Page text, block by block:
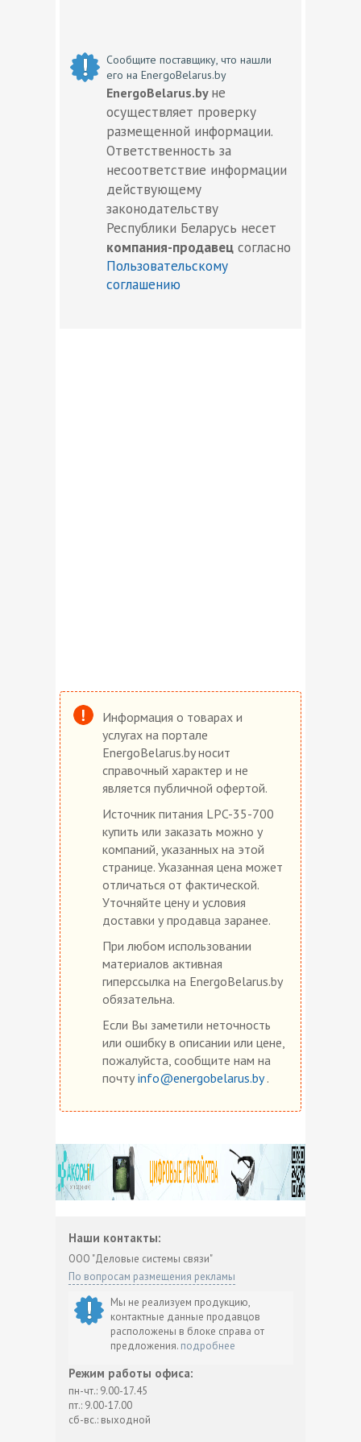
Сообщите поставщику, что нашли
его на EnergoBelarus.by
EnergoBelarus.by не
осуществляет проверку
размещенной информации.
Ответственность за
несоответствие информации
действующему
законодательству
Республики Беларусь несет
компания-продавец согласно
Пользовательскому
соглашению
Информация о товарах и
услугах на портале
EnergoBelarus.by носит
справочный характер и не
является публичной офертой.
Источник питания LPC-35-700
купить или заказать можно у
компаний, указанных на этой
странице. Указанная цена может
отличаться от фактической.
Уточняйте цену и условия
доставки у продавца заранее.
При любом использовании
материалов активная
гиперссылка на EnergoBelarus.by
обязательна.
Если Вы заметили неточность
или ошибку в описании или цене,
пожалуйста, сообщите нам на
почту info@energobelarus.by.
Наши контакты:
ООО "Деловые системы связи"
По вопросам размещения рекламы
Мы не реализуем продукцию,
контактные данные продавцов
расположены в блоке справа от
предложения. подробнее
Режим работы офиса:
пн-чт.: 9.00-17.45
пт.: 9.00-17.00
сб-вс.: выходной